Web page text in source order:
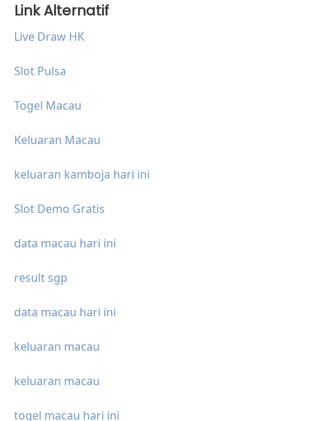
Link Alternatif
Live Draw HK
Slot Pulsa
Togel Macau
Keluaran Macau
keluaran kamboja hari ini
Slot Demo Gratis
data macau hari ini
result sgp
data macau hari ini
keluaran macau
keluaran macau
togel macau hari ini